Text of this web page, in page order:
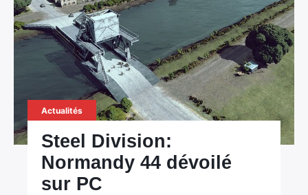
Actualités
Steel Division:
Normandy 44 dévoilé
sur PC